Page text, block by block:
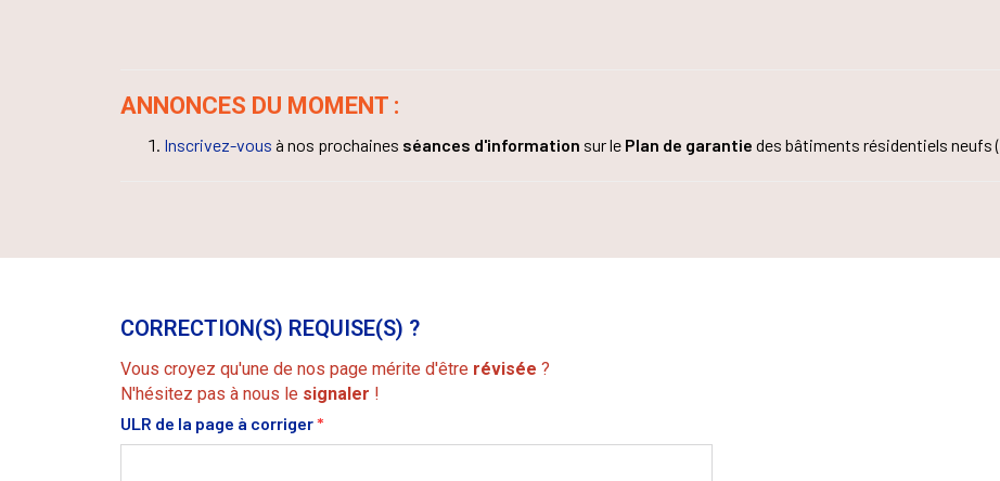
ANNONCES DU MOMENT :
Inscrivez-vous à nos prochaines séances d'information sur le Plan de garantie des bâtiments résidentiels neufs (
CORRECTION(S) REQUISE(S) ?
Vous croyez qu'une de nos page mérite d'être révisée ?
N'hésitez pas à nous le signaler !
ULR de la page à corriger*